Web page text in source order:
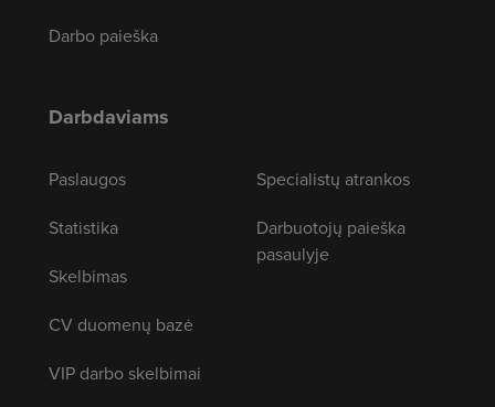
Darbo paieška
Darbdaviams
Paslaugos
Statistika
Skelbimas
CV duomenų bazė
VIP darbo skelbimai
Specialistų atrankos
Darbuotojų paieška
pasaulyje